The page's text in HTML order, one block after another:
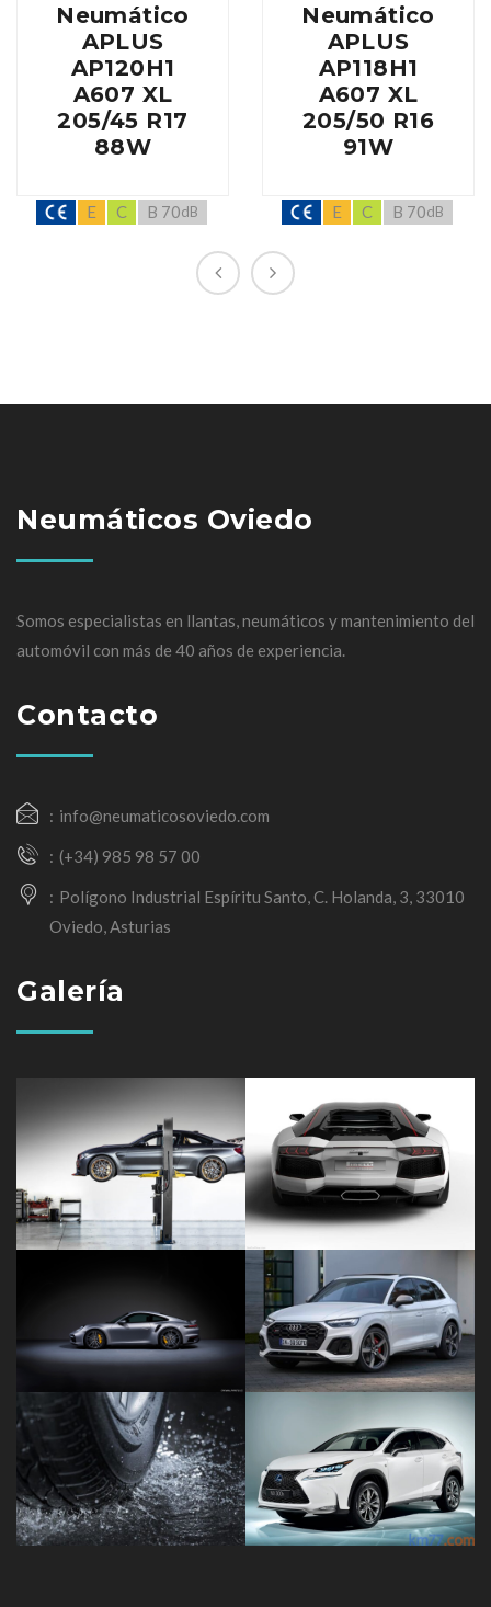
Neumático
APLUS
AP120H1
A607 XL
205/45 R17
88W
E C B 70dB
Neumático
APLUS
AP118H1
A607 XL
205/50 R16
91W
E C B 70dB
Neumáticos Oviedo
Somos especialistas en llantas, neumáticos y mantenimiento del
automóvil con más de 40 años de experiencia.
Contacto
info@neumaticosoviedo.com
(+34) 985 98 57 00
Polígono Industrial Espíritu Santo, C. Holanda, 3, 33010
Oviedo, Asturias
Galería